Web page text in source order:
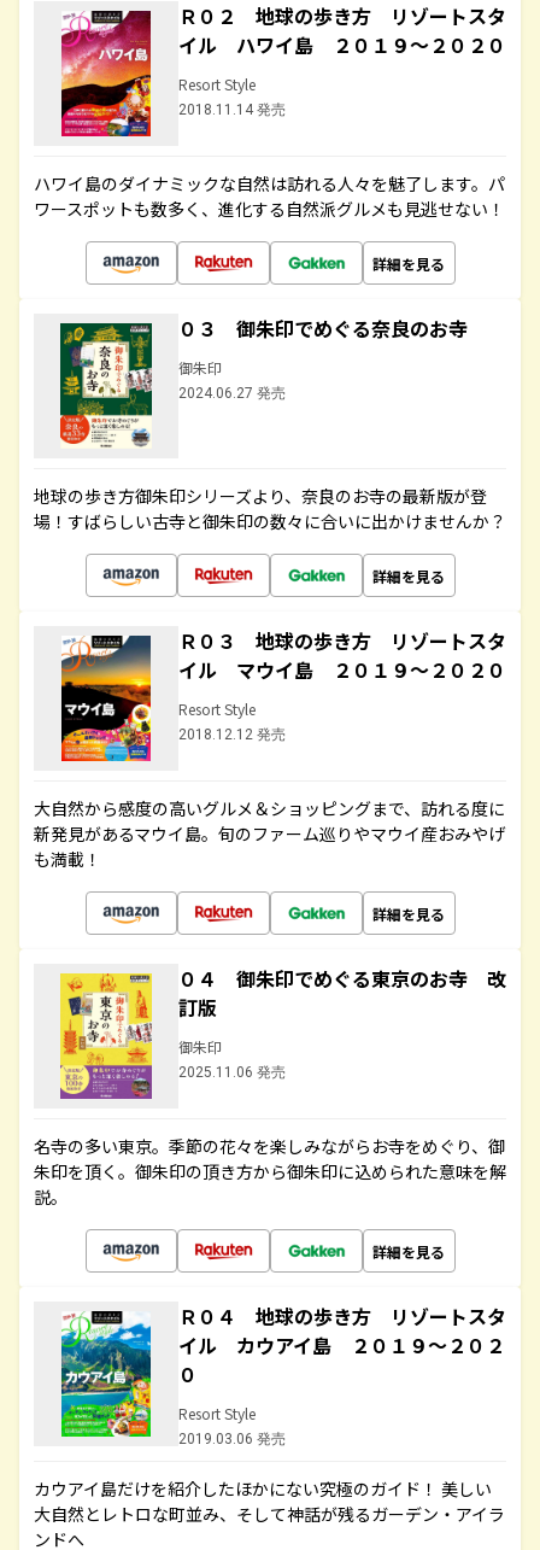
Ｒ０２ 地球の歩き方 リゾートスタ
イル ハワイ島 ２０１９～２０２０
Resort Style
2018.11.14 発売
ハワイ島のダイナミックな自然は訪れる人々を魅了します。パ
ワースポットも数多く、進化する自然派グルメも見逃せない！
詳細を見る
０３ 御朱印でめぐる奈良のお寺
御朱印
2024.06.27 発売
地球の歩き方御朱印シリーズより、奈良のお寺の最新版が登
場！すばらしい古寺と御朱印の数々に合いに出かけませんか？
詳細を見る
Ｒ０３ 地球の歩き方 リゾートスタ
イル マウイ島 ２０１９～２０２０
Resort Style
2018.12.12 発売
大自然から感度の高いグルメ＆ショッピングまで、訪れる度に
新発見があるマウイ島。旬のファーム巡りやマウイ産おみやげ
も満載！
詳細を見る
０４ 御朱印でめぐる東京のお寺 改
訂版
御朱印
2025.11.06 発売
名寺の多い東京。季節の花々を楽しみながらお寺をめぐり、御
朱印を頂く。御朱印の頂き方から御朱印に込められた意味を解
説。
詳細を見る
Ｒ０４ 地球の歩き方 リゾートスタ
イル カウアイ島 ２０１９～２０２
０
Resort Style
2019.03.06 発売
カウアイ島だけを紹介したほかにない究極のガイド！ 美しい
大自然とレトロな町並み、そして神話が残るガーデン・アイラ
ンドへ